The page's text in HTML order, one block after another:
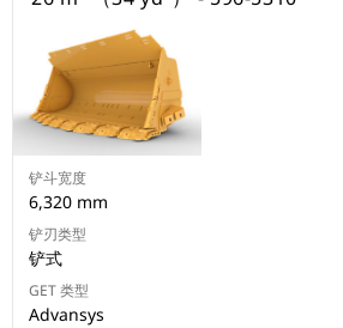
铲斗宽度
6,320 mm
铲刃类型
铲式
GET 类型
Advansys